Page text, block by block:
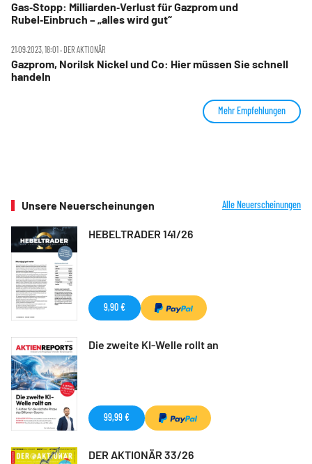
Gas‑Stopp: Milliarden‑Verlust für Gazprom und
Rubel‑Einbruch – „alles wird gut“
21.09.2023, 18:01 ‧ DER AKTIONÄR
Gazprom, Norilsk Nickel und Co: Hier müssen Sie schnell
handeln
Mehr Empfehlungen
Unsere Neuerscheinungen Alle Neuerscheinungen
HEBELTRADER 141/26
9,90 €
Die zweite KI-Welle rollt an
99,99 €
DER AKTIONÄR 33/26